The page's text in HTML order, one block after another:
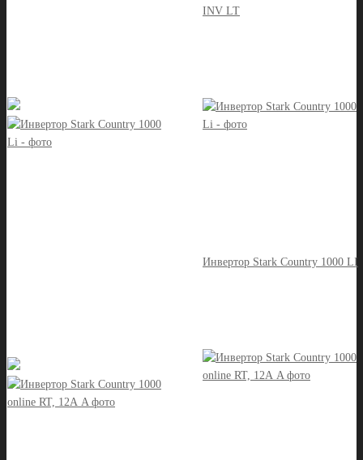
INV LT
Инвертор Stark Country 1000 LI